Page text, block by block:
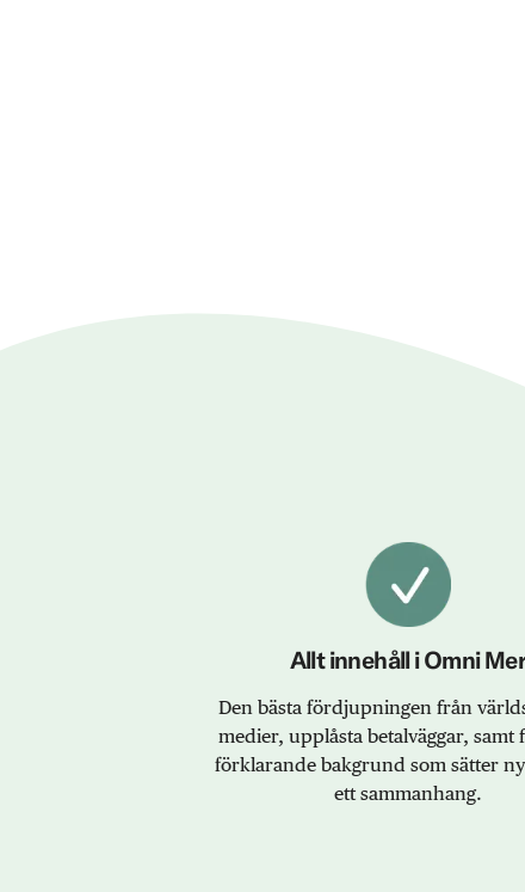
Allt innehåll i Omni
Den bästa fördjupningen från
medier, upplåsta betalväggar, samt
förklarande bakgrund som sätter
ett sammanhang.